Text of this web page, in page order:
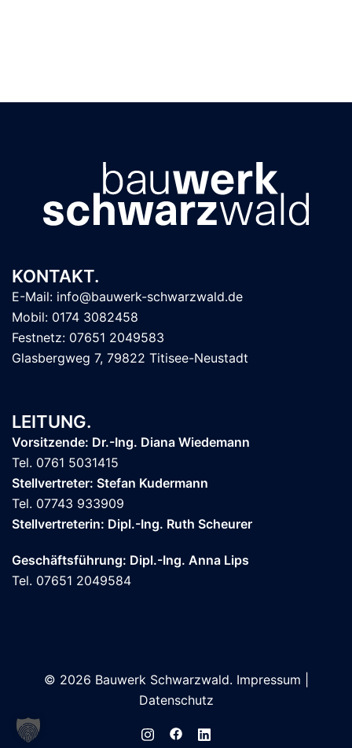
KONTAKT.
E-Mail: info@bauwerk-schwarzwald.de
Mobil: 0174 3082458
Festnetz: 07651 2049583
Glasbergweg 7, 79822 Titisee-Neustadt
LEITUNG.
Vorsitzende: Dr.-Ing. Diana Wiedemann
Tel. 0761 5031415
Stellvertreter: Stefan Kudermann
Tel. 07743 933909
Stellvertreterin: Dipl.-Ing. Ruth Scheurer
Geschäftsführung: Dipl.-Ing. Anna Lips
Tel. 07651 2049584
© 2026 Bauwerk Schwarzwald. Impressum
Datenschutz